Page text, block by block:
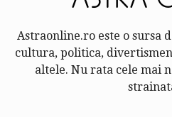
Astraonline.ro este o sursa
cultura, politica,
altele. Nu rata cele mai